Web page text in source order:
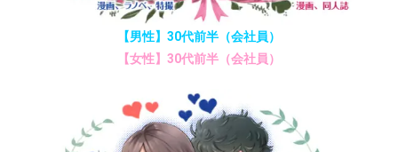
【男性】30代前半（会社員）
【女性】30代前半（会社員）